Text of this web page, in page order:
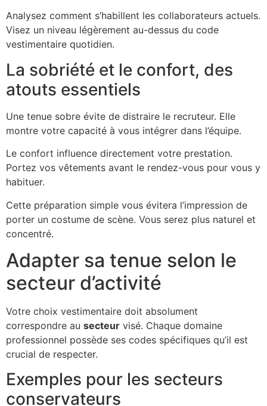
Analysez comment s’habillent les collaborateurs actuels.
Visez un niveau légèrement au-dessus du code
vestimentaire quotidien.
La sobriété et le confort, des
atouts essentiels
Une tenue sobre évite de distraire le recruteur. Elle
montre votre capacité à vous intégrer dans l’équipe.
Le confort influence directement votre prestation.
Portez vos vêtements avant le rendez-vous pour vous y
habituer.
Cette préparation simple vous évitera l’impression de
porter un costume de scène. Vous serez plus naturel et
concentré.
Adapter sa tenue selon le
secteur d’activité
Votre choix vestimentaire doit absolument
correspondre au secteur visé. Chaque domaine
professionnel possède ses codes spécifiques qu’il est
crucial de respecter.
Exemples pour les secteurs
conservateurs